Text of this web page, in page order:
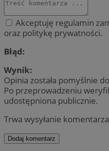
Akceptuję regulamin
oraz politykę prywatności.
Błąd:
Wynik:
Opinia została pomyślnie
Po przeprowadzeniu
udostępniona publicznie.
Trwa wysyłanie
Dodaj komentarz